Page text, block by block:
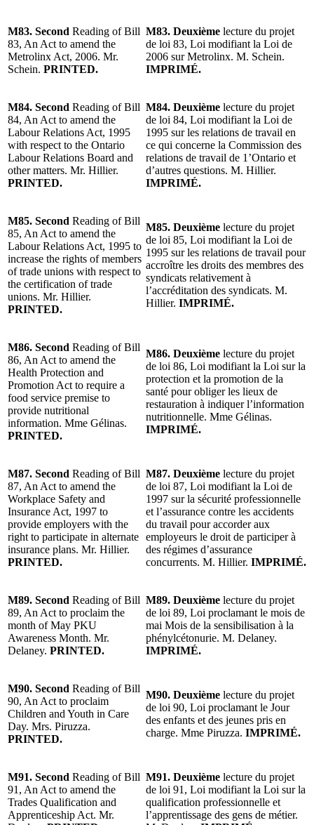
M83. Second Reading of Bill
83, An Act to amend the
Metrolinx Act, 2006. Mr.
Schein. PRINTED.
M83. Deuxième lecture du projet
de loi 83, Loi modifiant la Loi de
2006 sur Metrolinx. M. Schein.
IMPRIMÉ.
M84. Second Reading of Bill
84, An Act to amend the
Labour Relations Act, 1995
with respect to the Ontario
Labour Relations Board and
other matters. Mr. Hillier.
PRINTED.
M84. Deuxième lecture du projet
de loi 84, Loi modifiant la Loi de
1995 sur les relations de travail en
ce qui concerne la Commission des
relations de travail de 1’Ontario et
d’autres questions. M. Hillier.
IMPRIMÉ.
M85. Second Reading of Bill
85, An Act to amend the
Labour Relations Act, 1995 to
increase the rights of members
of trade unions with respect to
the certification of trade
unions. Mr. Hillier.
PRINTED.
M85. Deuxième lecture du projet
de loi 85, Loi modifiant la Loi de
1995 sur les relations de travail pour
accroître les droits des membres des
syndicats relativement à
l’accréditation des syndicats. M.
Hillier. IMPRIMÉ.
M86. Second Reading of Bill
86, An Act to amend the
Health Protection and
Promotion Act to require a
food service premise to
provide nutritional
information. Mme Gélinas.
PRINTED.
M86. Deuxième lecture du projet
de loi 86, Loi modifiant la Loi sur la
protection et la promotion de la
santé pour obliger les lieux de
restauration à indiquer l’information
nutritionnelle. Mme Gélinas.
IMPRIMÉ.
M87. Second Reading of Bill
87, An Act to amend the
Workplace Safety and
Insurance Act, 1997 to
provide employers with the
right to participate in alternate
insurance plans. Mr. Hillier.
PRINTED.
M87. Deuxième lecture du projet
de loi 87, Loi modifiant la Loi de
1997 sur la sécurité professionnelle
et l’assurance contre les accidents
du travail pour accorder aux
employeurs le droit de participer à
des régimes d’assurance
concurrents. M. Hillier. IMPRIMÉ.
M89. Second Reading of Bill
89, An Act to proclaim the
month of May PKU
Awareness Month. Mr.
Delaney. PRINTED.
M89. Deuxième lecture du projet
de loi 89, Loi proclamant le mois de
mai Mois de la sensibilisation à la
phénylcétonurie. M. Delaney.
IMPRIMÉ.
M90. Second Reading of Bill
90, An Act to proclaim
Children and Youth in Care
Day. Mrs. Piruzza.
PRINTED.
M90. Deuxième lecture du projet
de loi 90, Loi proclamant le Jour
des enfants et des jeunes pris en
charge. Mme Piruzza. IMPRIMÉ.
M91. Second Reading of Bill
91, An Act to amend the
Trades Qualification and
Apprenticeship Act. Mr.
M91. Deuxième lecture du projet
de loi 91, Loi modifiant la Loi sur la
qualification professionnelle et
l’apprentissage des gens de métier.